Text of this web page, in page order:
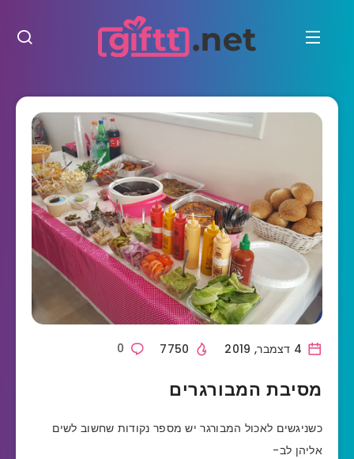
0
מסיבת המבורגרים
כשניגשים לאכול המבורגר יש מספר נקודות שחשוב לשים
אליהן לב-